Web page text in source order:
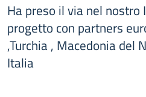
Ha preso il via nel
progetto con partners
,Turchia , Macedonia del
Italia